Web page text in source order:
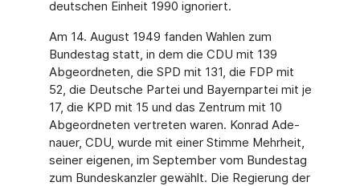
deutschen Einheit 1990 ignoriert.
Am 14. August 1949 fanden Wahlen zum
Bundestag statt, in dem die CDU mit 139
Abge­ordneten, die SPD mit 131, die FDP mit
52, die Deutsche Partei und Bayernpartei mit je
17, die KPD mit 15 und das Zentrum mit 10
Abgeordneten vertreten waren. Konrad Ade­
nauer, CDU, wurde mit einer Stimme Mehrheit,
seiner eigenen, im September vom Bun­destag
zum Bundeskanzler gewählt. Die Regierung der